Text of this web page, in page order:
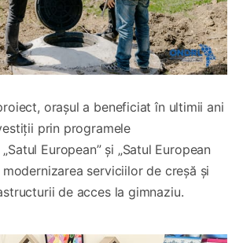
orașul a beneficiat în ultimii ani
prin programele
European” și „Satul European
modernizarea serviciilor de creșă și
de acces la gimnaziu.